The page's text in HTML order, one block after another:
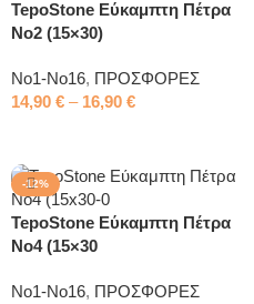
TepoStone Εύκαμπτη Πέτρα
No2 (15×30)
No1-No16, ΠΡΟΣΦΟΡΕΣ
14,90 € – 16,90 €
-12%
TepoStone Εύκαμπτη Πέτρα
No4 (15×30
No1-No16, ΠΡΟΣΦΟΡΕΣ